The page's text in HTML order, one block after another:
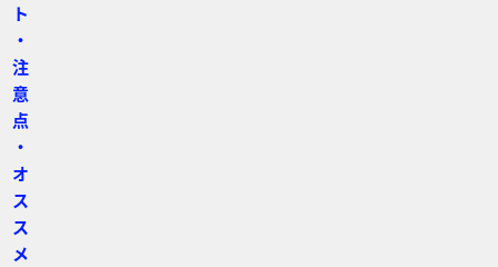
ト
・
注
意
点
・
オ
ス
ス
メ